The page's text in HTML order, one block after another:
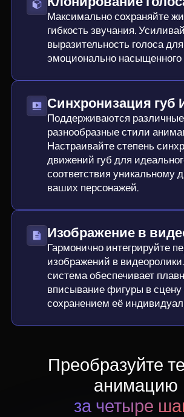
Максимально сохраняйте
гибкость звучания.
выразительность голоса
эмоционально насыщенного
Синхронизация губ
Поддерживаются
разнообразные стили
Настраивайте степень
движений губ для
соответствия уникальному
ваших персонажей.
Изображение в
Гармонично интегрируйте
изображений в
система обеспечивает
вписывание фигуры в сцену
сохранением её
Преобразуйте
анимацию
за четыре